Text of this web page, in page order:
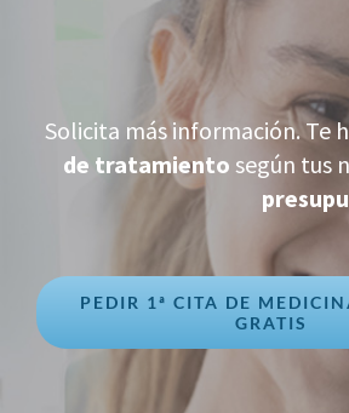
Solicita más información. Te
de tratamiento según tus
PEDIR 1ª CITA DE
GRATIS